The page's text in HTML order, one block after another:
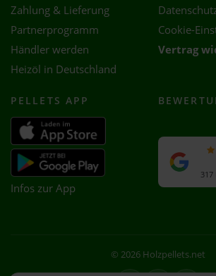
Zahlung & Lieferung
Partnerprogramm
Händler werden
Heizöl in Deutschland
Cookie-
Vertrag
PELLETS APP
Infos zur App
© 2026 Holzpellets.net